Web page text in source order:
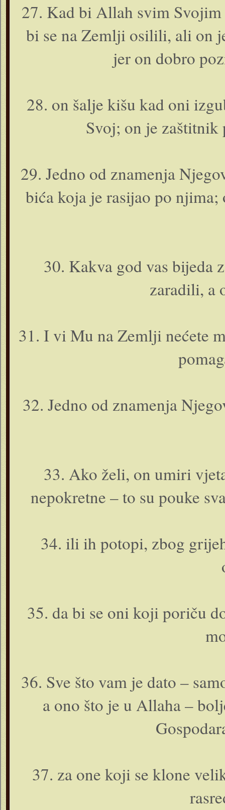
27. Kad bi Allah svim
bi se na Zemlji osilili, ali o­n
jer o­n dobro
28. o­n šalje kišu kad o­ni
Svoj; o­n je
29. Jedno od znamenja
bića koja je rasijao po njima;
30. Kakva god vas bijeda
zaradili, a
31. I vi Mu na Zemlji nećete
32. Jedno od znamenja
33. Ako želi, o­n umiri
nepokretne – to su pouke
34. ili ih potopi, zbog
35. da bi se o­ni koji poriču
36. Sve što vam je dato –
a o­no što je u Allaha –
37. za o­ne koji se klone